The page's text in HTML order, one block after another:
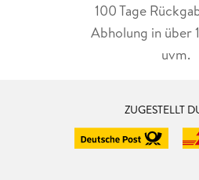
100 Tage
Abholung in über
uvm.
ZUGESTELLT